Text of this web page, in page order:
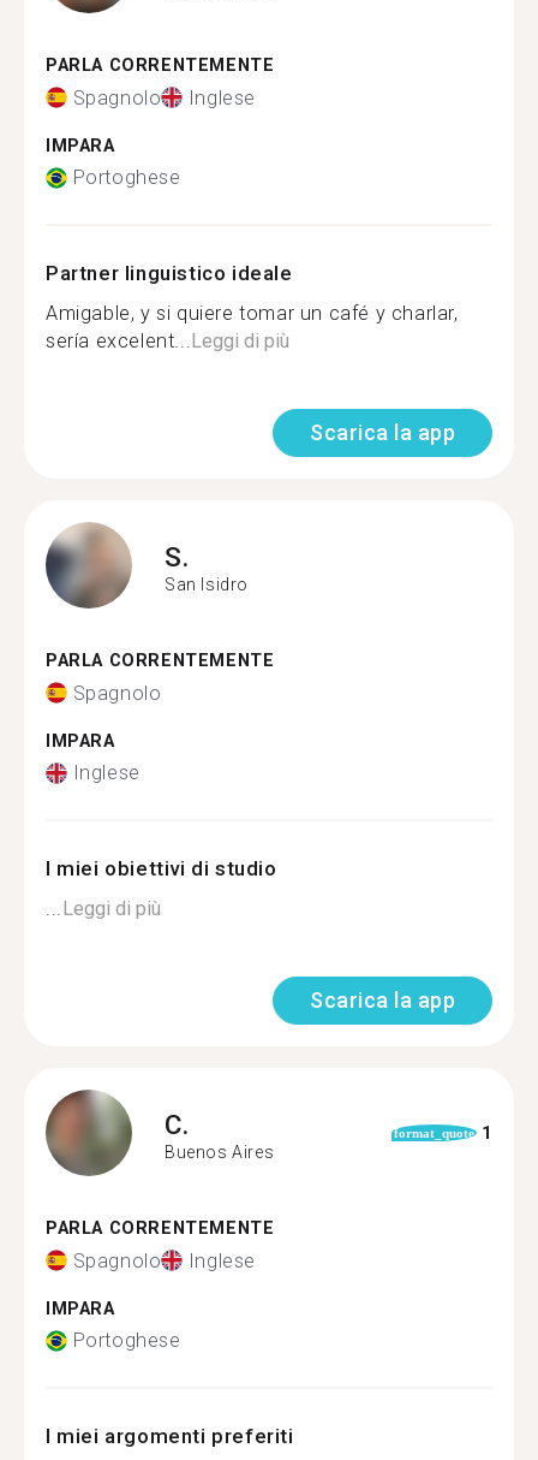
PARLA CORRENTEMENTE
Spagnolo Inglese
IMPARA
Portoghese
Partner linguistico ideale
Amigable, y si quiere tomar un café y charlar,
sería excelent...Leggi di più
Scarica la app
S.
San Isidro
PARLA CORRENTEMENTE
Spagnolo
IMPARA
Inglese
I miei obiettivi di studio
...Leggi di più
Scarica la app
C.
Buenos Aires
format_quote 1
PARLA CORRENTEMENTE
Spagnolo Inglese
IMPARA
Portoghese
I miei argomenti preferiti